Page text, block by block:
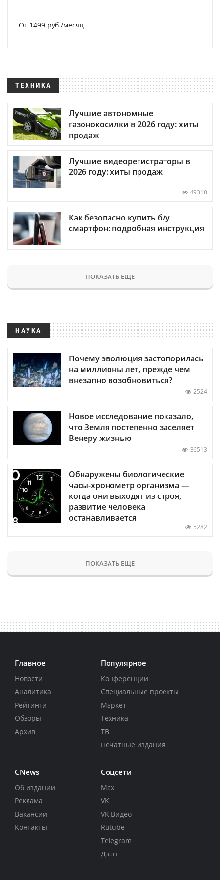
От 1499 руб./месяц
ТЕХНИКА
Лучшие автономные
газонокосилки в 2026 году: хиты
продаж
Лучшие видеорегистраторы в
2026 году: хиты продаж
49318
Как безопасно купить б/у
смартфон: подробная инструкция
ПОКАЗАТЬ ЕЩЕ
НАУКА
Почему эволюция застопорилась
на миллионы лет, прежде чем
внезапно возобновиться?
2524
Новое исследование показало,
что Земля постепенно заселяет
Венеру жизнью
36513
Обнаружены биологические
часы-хронометр организма —
когда они выходят из строя,
развитие человека
останавливается
5282
ПОКАЗАТЬ ЕЩЕ
Главное
Новости
Аналитика
Рейтинги
Обзоры
Архив
Популярное
Конференции
Специальные проекты
Маркет
Техника
ТВ
Печатные издания
CNews
Об издании
Реклама
Вакансии
Контакты
Соцсети
Max
VK
VK Видео
Rutube
Telegram
Дзен